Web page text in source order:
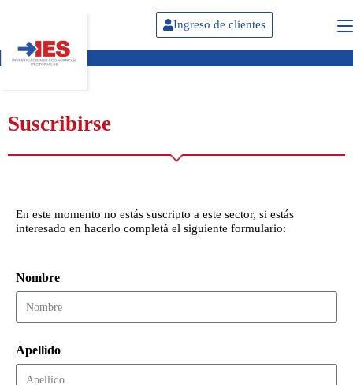
Ingreso de clientes
Suscribirse
En este momento no estás suscripto a este sector, si estás
interesado en hacerlo completá el siguiente formulario:
Nombre
Apellido